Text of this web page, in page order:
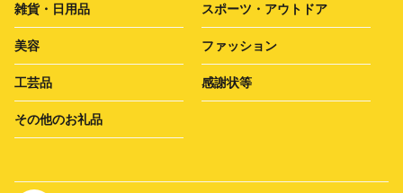
雑貨・日用品 スポーツ・アウトドア
美容 ファッション
工芸品 感謝状等
その他のお礼品